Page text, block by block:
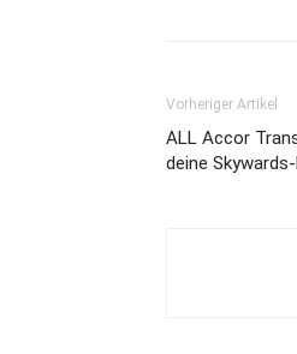
Vorheriger Artikel
ALL Accor
deine